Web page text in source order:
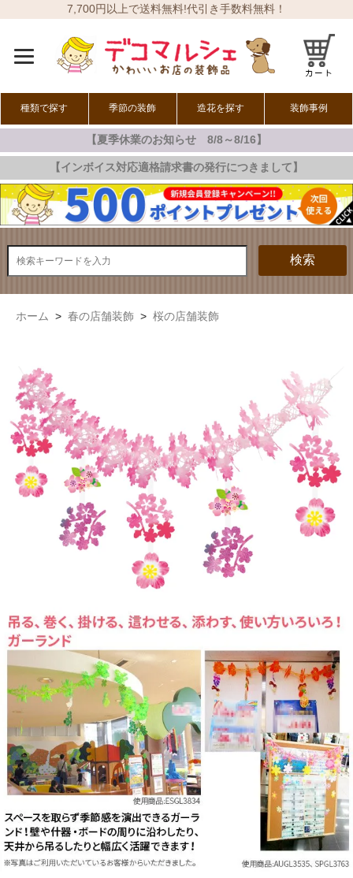
7,700円以上で送料無料!代引き手数料無料！
種類で探す 季節の装飾
春の装飾
夏の装飾
秋の装飾
冬の装飾
オールシーズン
造花を探す 装飾事例
【夏季休業のお知らせ 8/8～8/16】
【インボイス対応適格請求書の発行につきまして】
検索
ホーム > 春の店舗装飾 > 桜の店舗装飾